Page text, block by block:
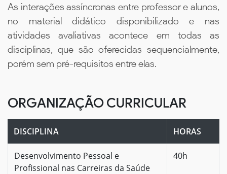
As interações assíncronas entre professor e alunos,
no material didático disponibilizado e nas
atividades avaliativas acontece em todas as
disciplinas, que são oferecidas sequencialmente,
porém sem pré-requisitos entre elas.
ORGANIZAÇÃO CURRICULAR
DISCIPLINA HORAS
Desenvolvimento Pessoal e
Profissional nas Carreiras da Saúde
40h